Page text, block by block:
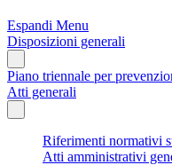
Espandi Menu
Disposizioni generali
Piano triennale per
Atti generali
Riferimenti normativi
Atti amministrativi